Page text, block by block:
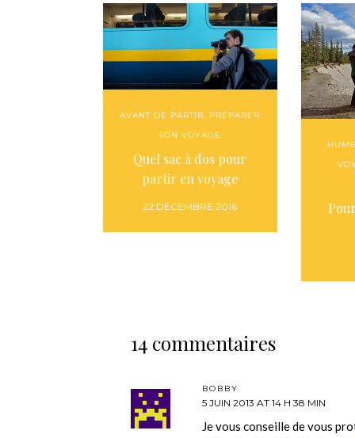
AVANT DE PARTIR, PRÉPARER
SON VOYAGE
Quel sac à dos pour
partir en voyage
22 DÉCEMBRE 2016
14 commentaires
BOBBY
5 JUIN 2013 AT 14 H 38 MIN
Je vous conseille de vous